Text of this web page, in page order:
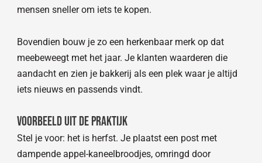
mensen sneller om iets te kopen.
Bovendien bouw je zo een herkenbaar merk op dat
meebeweegt met het jaar. Je klanten waarderen die
aandacht en zien je bakkerij als een plek waar je altijd
iets nieuws en passends vindt.
Voorbeeld uit de praktijk
Stel je voor: het is herfst. Je plaatst een post met
dampende appel-kaneelbroodjes, omringd door